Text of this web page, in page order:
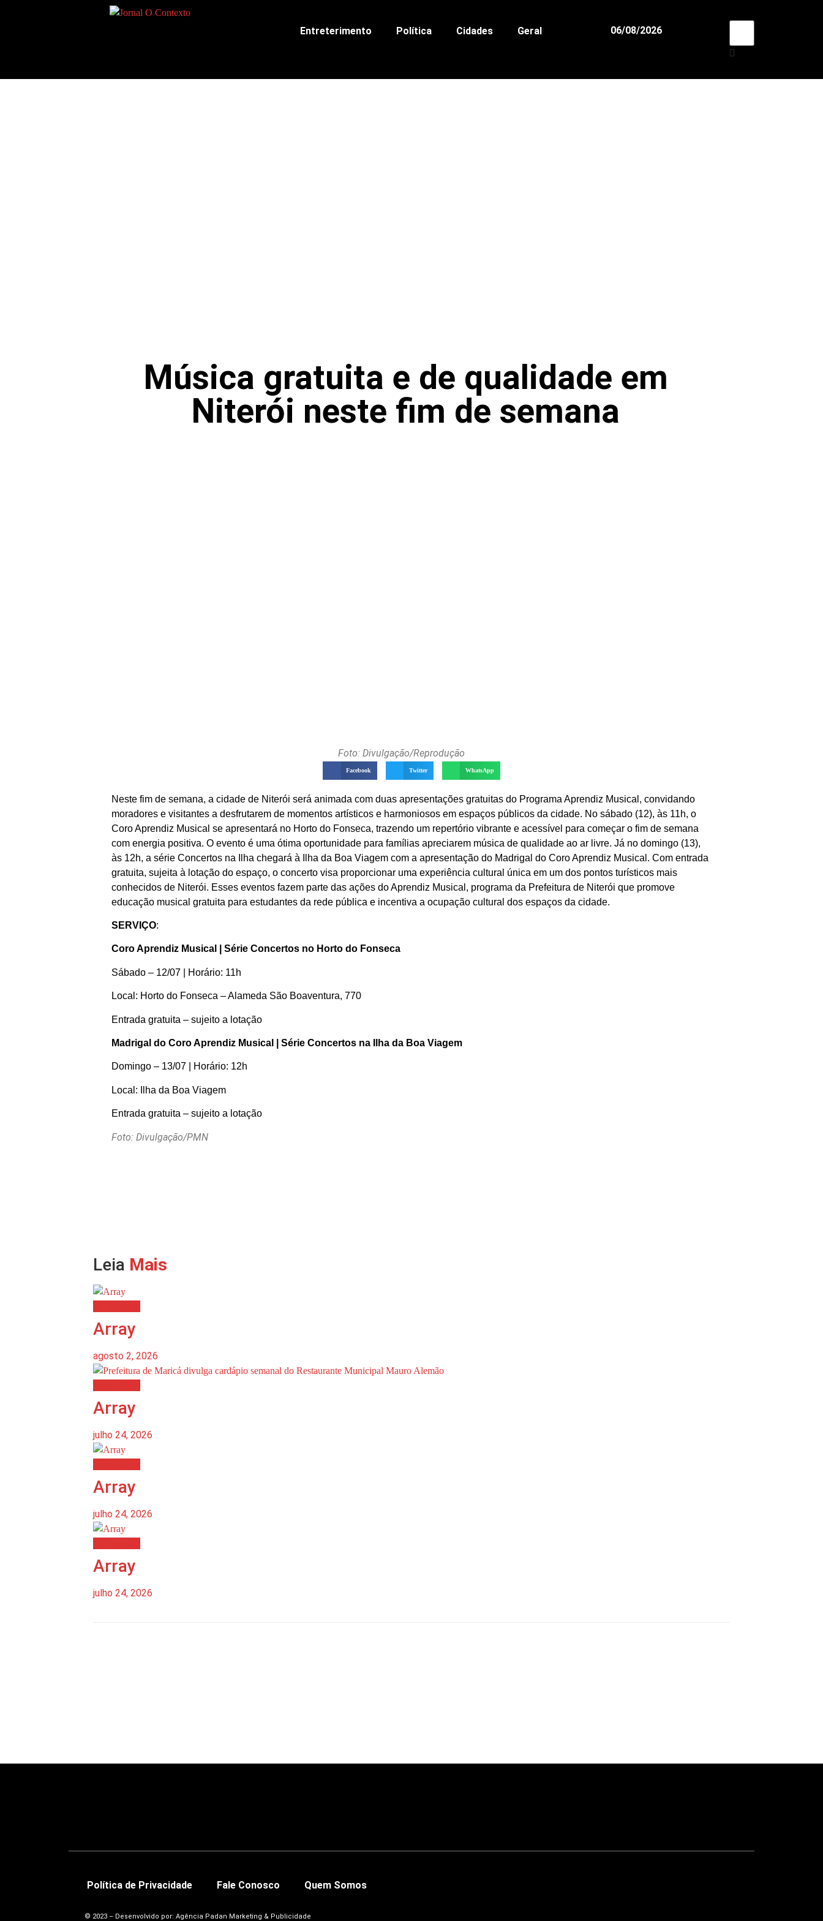
Entreterimento Política Cidades Geral 06/08/2026
Música gratuita e de qualidade em
Niterói neste fim de semana
Foto: Divulgação/Reprodução
Facebook Twitter WhatsApp
Neste fim de semana, a cidade de Niterói será animada com duas apresentações gratuitas do Programa Aprendiz Musical, convidando
moradores e visitantes a desfrutarem de momentos artísticos e harmoniosos em espaços públicos da cidade. No sábado (12), às 11h, o
Coro Aprendiz Musical se apresentará no Horto do Fonseca, trazendo um repertório vibrante e acessível para começar o fim de semana
com energia positiva. O evento é uma ótima oportunidade para famílias apreciarem música de qualidade ao ar livre. Já no domingo (13),
às 12h, a série Concertos na Ilha chegará à Ilha da Boa Viagem com a apresentação do Madrigal do Coro Aprendiz Musical. Com entrada
gratuita, sujeita à lotação do espaço, o concerto visa proporcionar uma experiência cultural única em um dos pontos turísticos mais
conhecidos de Niterói. Esses eventos fazem parte das ações do Aprendiz Musical, programa da Prefeitura de Niterói que promove
educação musical gratuita para estudantes da rede pública e incentiva a ocupação cultural dos espaços da cidade.
SERVIÇO:
Coro Aprendiz Musical | Série Concertos no Horto do Fonseca
Sábado – 12/07 | Horário: 11h
Local: Horto do Fonseca – Alameda São Boaventura, 770
Entrada gratuita – sujeito a lotação
Madrigal do Coro Aprendiz Musical | Série Concertos na Ilha da Boa Viagem
Domingo – 13/07 | Horário: 12h
Local: Ilha da Boa Viagem
Entrada gratuita – sujeito a lotação
Foto: Divulgação/PMN
Leia Mais
Array
agosto 2, 2026
Array
julho 24, 2026
Array
julho 24, 2026
Array
julho 24, 2026
Política de Privacidade Fale Conosco Quem Somos
© 2023 – Desenvolvido por: Agência Padan Marketing & Publicidade